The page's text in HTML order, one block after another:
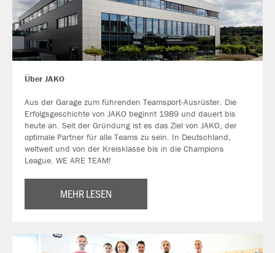
Über JAKO
Aus der Garage zum führenden Teamsport-Ausrüster. Die
Erfolgsgeschichte von JAKO beginnt 1989 und dauert bis
heute an. Seit der Gründung ist es das Ziel von JAKO, der
optimale Partner für alle Teams zu sein. In Deutschland,
weltweit und von der Kreisklasse bis in die Champions
League. WE ARE TEAM!
MEHR LESEN